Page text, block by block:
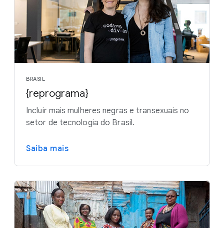
BRASIL
{reprograma}
Incluir mais mulheres negras e transexuais no
setor de tecnologia do Brasil.
Saiba mais